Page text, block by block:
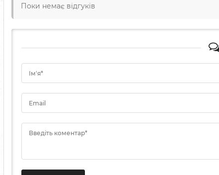
Поки немає відгуків
Ім'я*
Email
Введіть коментар*